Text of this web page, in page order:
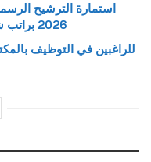
استمارة الترشيح
2026 براتب شهري (6000درهم) ومستوى باك+2
للراغبين في التوظيف